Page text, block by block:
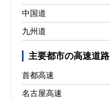
中国道
九州道
主要都市の高速道路
首都高速
名古屋高速